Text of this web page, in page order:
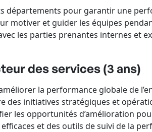
départements pour garantir une
motiver et guider les équipes
les parties prenantes internes et
des services (3 ans)
la performance globale de
des initiatives stratégiques et
les opportunités d’amélioration
et des outils de suivi de la